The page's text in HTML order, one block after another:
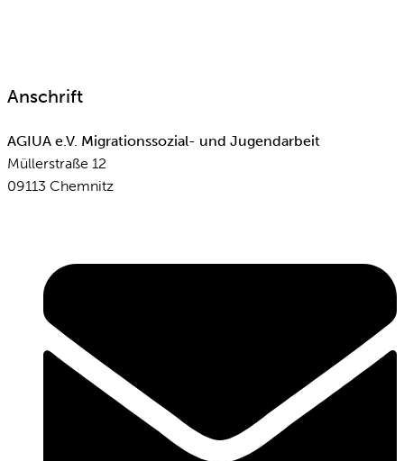
Anschrift
AGIUA e.V. Migrationssozial- und Jugendarbeit
Müllerstraße 12
09113 Chemnitz